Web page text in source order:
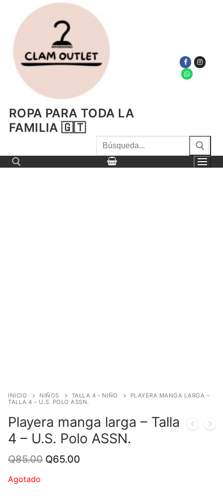
contenido
ROPA PARA TODA LA
FAMILIA 🇬🇹
Buscar
por:
INICIO NIÑOS TALLA 4 - NIÑO
PLAYERA MANGA LARGA –
TALLA 4 – U.S. POLO ASSN.
Playera manga larga – Talla
4 – U.S. Polo ASSN.
Q85.00 Original
Q65.00
Agotado